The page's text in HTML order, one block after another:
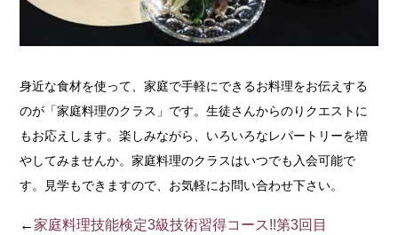
身近な食材を使って、家庭で手軽にできるお料理をお伝えする
のが「家庭料理のクラス」です。生徒さんからのりクエストに
もお応えします。楽しみながら、いろいろなレパートリーを増
やしてみませんか。家庭料理のクラスはいつでも入会可能で
す。見学もできますので、お気軽にお問い合わせ下さい。
←家庭料理技能検定3級技術習得コース!!第3回目